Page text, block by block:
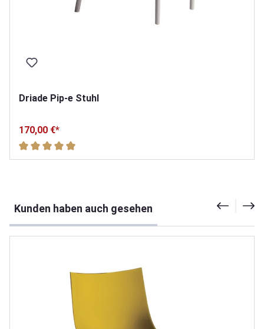
Driade Pip-e Stuhl
170,00 €*
Durchschnittliche Bewertung von 5 von 5 Sternen
Kunden haben auch gesehen